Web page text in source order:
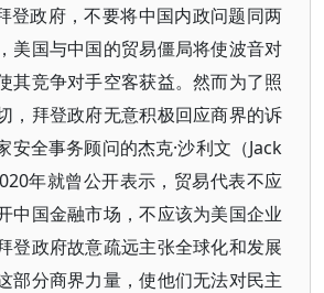
登政府，不要将中国内政问题同两
美国与中国的贸易僵局将使波音对
其竞争对手空客获益。然而为了照
，拜登政府无意积极回应商界的诉
安全事务顾问的杰克·沙利文（Jack
年就曾公开表示，贸易代表不应
中国金融市场，不应该为美国企业
登政府故意疏远主张全球化和发展
部分商界力量，使他们无法对民主